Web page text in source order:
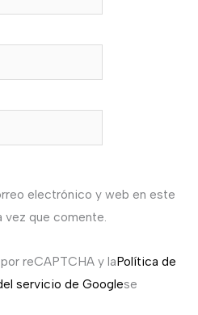
electrónico y web en este
vez que comente.
reCAPTCHA y laPolítica de
servicio de Googlese